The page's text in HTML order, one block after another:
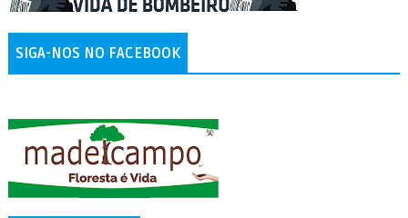
SIGA-NOS NO FACEBOOK